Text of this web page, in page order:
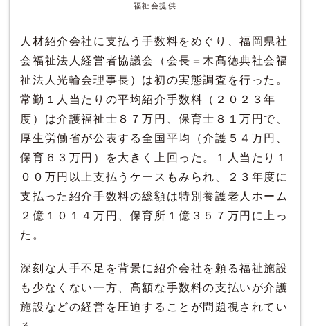
福祉会提供
人材紹介会社に支払う手数料をめぐり、福岡県社
会福祉法人経営者協議会（会長＝木髙徳典社会福
祉法人光輪会理事長）は初の実態調査を行った。
常勤１人当たりの平均紹介手数料（２０２３年
度）は介護福祉士８７万円、保育士８１万円で、
厚生労働省が公表する全国平均（介護５４万円、
保育６３万円）を大きく上回った。１人当たり１
００万円以上支払うケースもみられ、２３年度に
支払った紹介手数料の総額は特別養護老人ホーム
２億１０１４万円、保育所１億３５７万円に上っ
た。
深刻な人手不足を背景に紹介会社を頼る福祉施設
も少なくない一方、高額な手数料の支払いが介護
施設などの経営を圧迫することが問題視されてい